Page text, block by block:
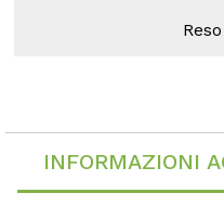
INFORMAZIONI